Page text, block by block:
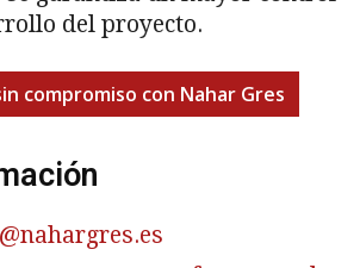
del proyecto.
compromiso con Nahar Gres